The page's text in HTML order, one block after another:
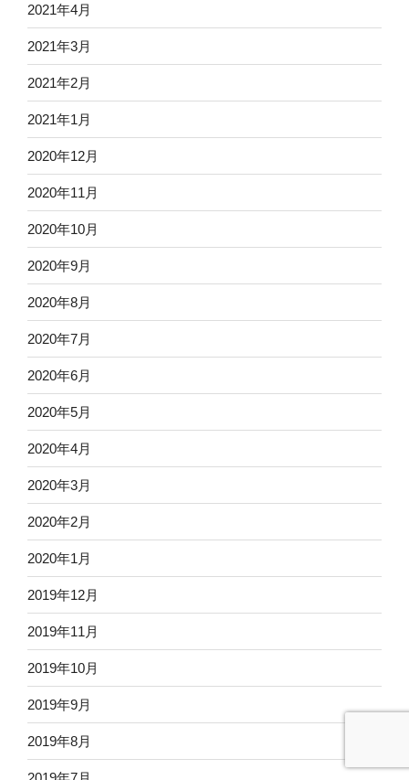
2021年4月
2021年3月
2021年2月
2021年1月
2020年12月
2020年11月
2020年10月
2020年9月
2020年8月
2020年7月
2020年6月
2020年5月
2020年4月
2020年3月
2020年2月
2020年1月
2019年12月
2019年11月
2019年10月
2019年9月
2019年8月